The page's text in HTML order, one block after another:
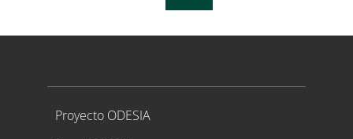
Proyecto ODESIA
Proyecto ODESIA